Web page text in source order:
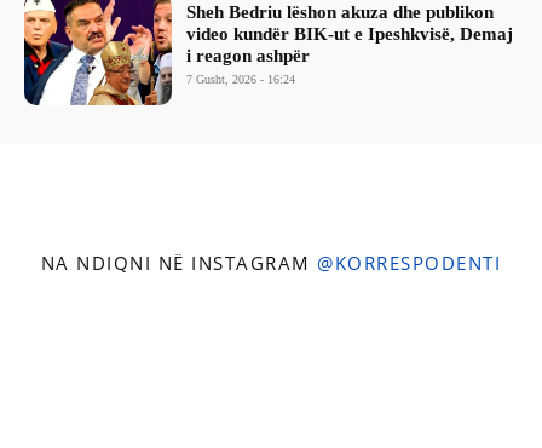
Sheh Bedriu lëshon akuza dhe publikon
video kundër BIK-ut e Ipeshkvisë, Demaj
i reagon ashpër
7 Gusht, 2026 - 16:24
NA NDIQNI NË INSTAGRAM @KORRESPODENTI